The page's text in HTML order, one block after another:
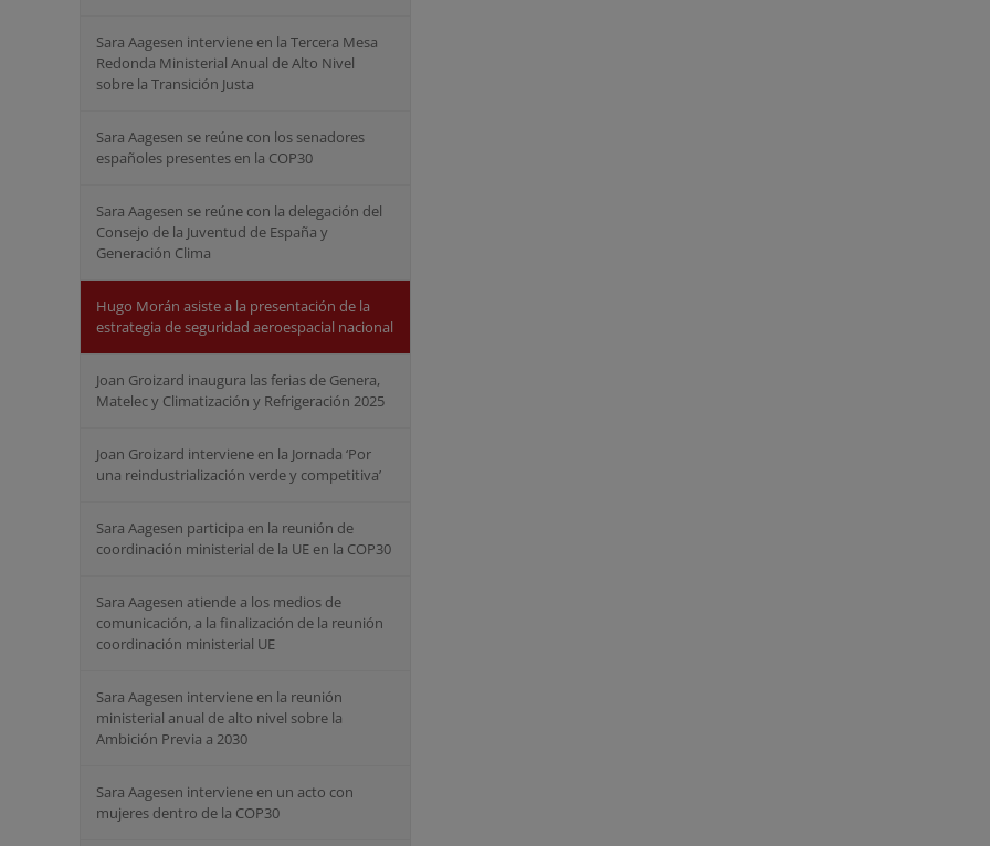
Sara Aagesen interviene en la Tercera Mesa
Redonda Ministerial Anual de Alto Nivel
sobre la Transición Justa
Sara Aagesen se reúne con los senadores
españoles presentes en la COP30
Sara Aagesen se reúne con la delegación del
Consejo de la Juventud de España y
Generación Clima
Hugo Morán asiste a la presentación de la
estrategia de seguridad aeroespacial nacional
Joan Groizard inaugura las ferias de Genera,
Matelec y Climatización y Refrigeración 2025
Joan Groizard interviene en la Jornada ‘Por
una reindustrialización verde y competitiva’
Sara Aagesen participa en la reunión de
coordinación ministerial de la UE en la COP30
Sara Aagesen atiende a los medios de
comunicación, a la finalización de la reunión
coordinación ministerial UE
Sara Aagesen interviene en la reunión
ministerial anual de alto nivel sobre la
Ambición Previa a 2030
Sara Aagesen interviene en un acto con
mujeres dentro de la COP30